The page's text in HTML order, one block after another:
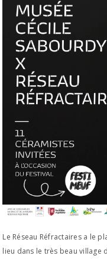
Le Réseau Réfractaires a le
lieu dans le très beau village